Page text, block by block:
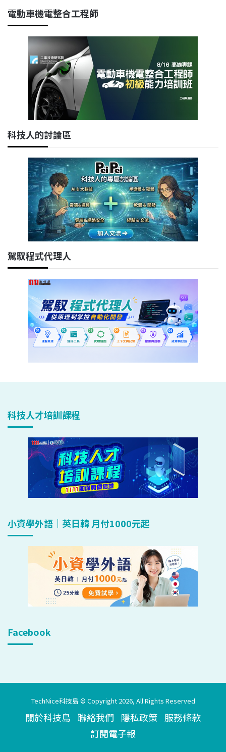
電動車機電整合工程師
科技人的討論區
駕馭程式代理人
科技人才培訓課程
小資學外語｜英日韓 月付1000元起
Facebook
TechNice科技島 © Copyright 2026, All Rights Reserved
關於科技島 聯絡我們 隱私政策 服務條款
訂閱電子報